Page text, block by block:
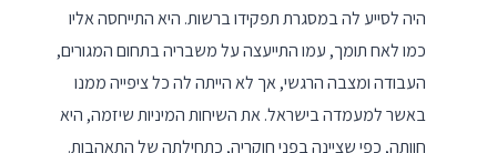
היה לסייע לה במסגרת תפקידו ברשות. היא התייחסה אליו
כמו לאח תומך, עמו התייעצה על משבריה בתחום המגורים,
העבודה ומצבה הרגשי, אך לא הייתה לה כל ציפייה ממנו
באשר למעמדה בישראל. את השיחות המיניות שיזמה, היא
חוותה, כפי שציינה בפני חוקריה, כתחילתה של התאהבות.